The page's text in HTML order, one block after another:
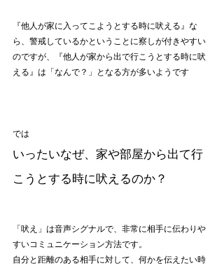
『他人が家に入ってこようとする時に吠える』な
ら、警戒しているかということに察しが付きやすい
のですが、『他人が家から出で行こうとする時に吠
える』は「なんで？」となる方が多いようです
では
いったいなぜ、家や部屋から出て行
こうとする時に吠えるのか？
「吠え」は音声シグナルで、非常に相手に伝わりや
すいコミュニケーション方法です。
自分と距離のある相手に対して、何かを伝えたい時